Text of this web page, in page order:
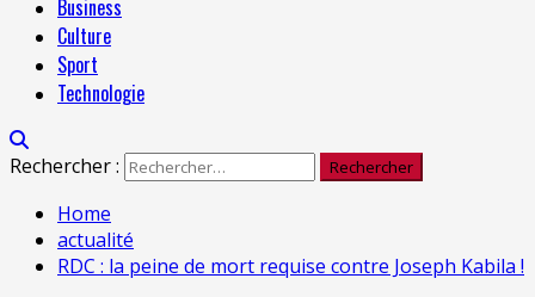
Business
Culture
Sport
Technologie
Rechercher :
Home
actualité
RDC : la peine de mort requise contre Joseph Kabila !